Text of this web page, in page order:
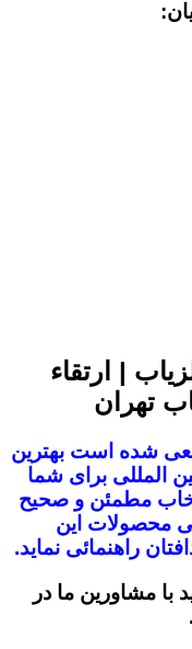
| ارتقاء
تهران
شده است بهترین
المللی برای شما
مطمئن و صحیح
محصولات این
راهنمائی نماید.
با مشاورین ما در